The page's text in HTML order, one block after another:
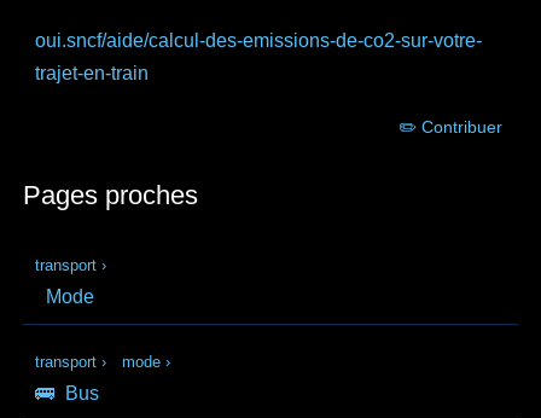
oui.sncf/aide/calcul-des-emissions-de-co2-sur-votre-
trajet-en-train
✏️ Contribuer
Pages proches
transport ›
Mode
transport › mode ›
🚌 Bus